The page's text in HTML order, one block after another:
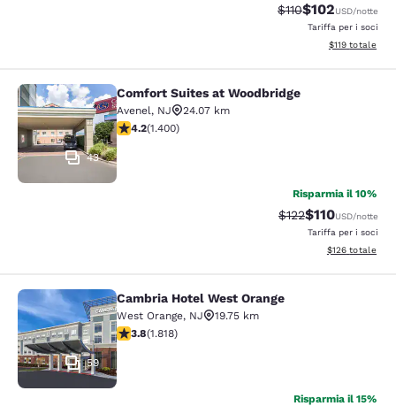
Tariffa di
$110Tariffa
$102USD/notte
Tariffa per i soci
Visualizza i
$119 totale
Comfort Suites at Woodbridge
43
Comfort Suites at Woodbridge
Avenel, NJ
24.07 km
Valutazione di 4.18 stelle. Molto buono. 1400
4.2(1.400)
Risparmia il 10%
Tariffa di
$122Tariffa
$110USD/notte
Tariffa per i soci
Visualizza i
$126 totale
Cambria Hotel West Orange
59
Cambria Hotel West Orange
West Orange, NJ
19.75 km
Valutazione di 3.84 stelle. Buono. 1818 recensioni
3.8(1.818)
Risparmia il 15%